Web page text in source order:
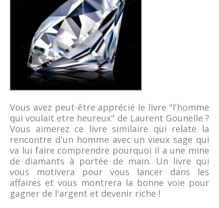
Vous avez peut-être apprécié le livre "l'homme
qui voulait etre heureux" de Laurent Gounelle ?
Vous aimerez ce livre similaire qui relate la
rencontre d'un homme avec un vieux sage qui
va lui faire comprendre pourquoi il a une mine
de diamants à portée de main. Un livre qui
vous motivera pour vous lancer dans les
affaires et vous montrera la bonne voie pour
gagner de l'argent et devenir riche !